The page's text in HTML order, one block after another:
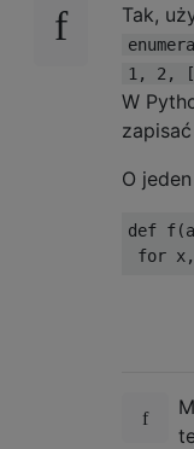
Tak,
1, 2,
W
O
def f(a
for x,